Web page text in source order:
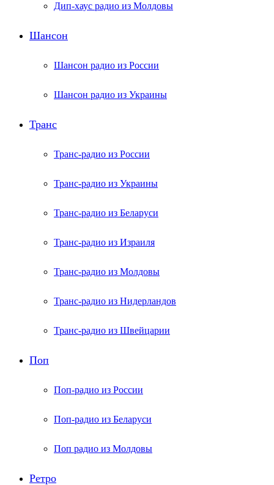
Дип-хаус радио из Молдовы
Шансон
Шансон радио из России
Шансон радио из Украины
Транс
Транс-радио из России
Транс-радио из Украины
Транс-радио из Беларуси
Транс-радио из Израиля
Транс-радио из Молдовы
Транс-радио из Нидерландов
Транс-радио из Швейцарии
Поп
Поп-радио из России
Поп-радио из Беларуси
Поп радио из Молдовы
Ретро